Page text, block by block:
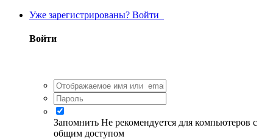
Уже зарегистрированы? Войти
Войти
Запомнить Не рекомендуется для компьютеров с
общим доступом